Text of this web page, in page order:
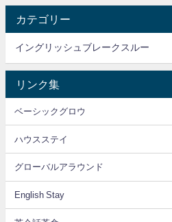
カテゴリー
イングリッシュブレークスルー
リンク集
ベーシックグロウ
ハウスステイ
グローバルアラウンド
English Stay